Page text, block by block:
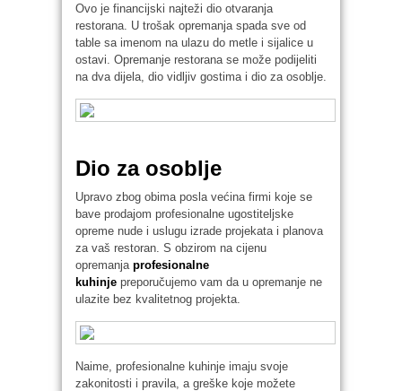
Ovo je financijski najteži dio otvaranja
restorana. U trošak opremanja spada sve od
table sa imenom na ulazu do metle i sijalice u
ostavi. Opremanje restorana se može podijeliti
na dva dijela, dio vidljiv gostima i dio za osoblje.
Dio za osoblje
Upravo zbog obima posla većina firmi koje se
bave prodajom profesionalne ugostiteljske
opreme nude i uslugu izrade projekata i planova
za vaš restoran. S obzirom na cijenu
opremanja profesionalne
kuhinje preporučujemo vam da u opremanje ne
ulazite bez kvalitetnog projekta.
Naime, profesionalne kuhinje imaju svoje
zakonitosti i pravila, a greške koje možete